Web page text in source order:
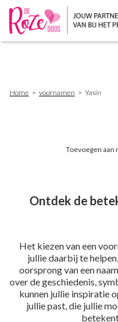
Home voornamen Yasin
Toevoegen aan
Ontdek de
Het kiezen van een
jullie daarbij te
oorsprong van een
over de geschiedenis,
kunnen jullie inspiratie
jullie past, die jullie